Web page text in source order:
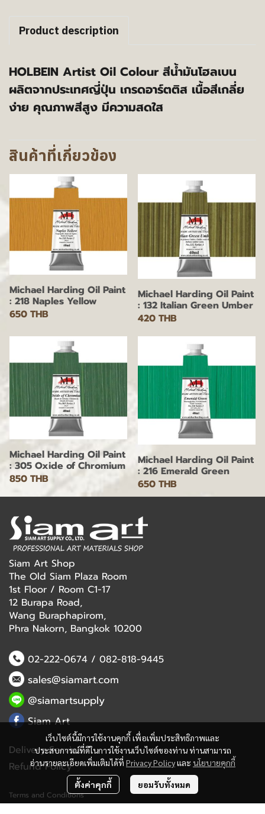
Product description
HOLBEIN Artist Oil Colour สีน้ำมันโฮลเบน
ผลิตจากประเทศญี่ปุ่น เกรดอาร์ตติส เนื้อสีเกลี่ย
ง่าย คุณภาพสีสูง มีความสดใส
สินค้าที่เกี่ยวข้อง
Michael Harding Oil Paint
: 218 Naples Yellow
650 THB
Michael Harding Oil Paint
: 132 Italian Green Umber
420 THB
Michael Harding Oil Paint
: 305 Oxide of Chromium
850 THB
Michael Harding Oil Paint
: 216 Emerald Green
650 THB
เว็บไซต์นี้มีการใช้งานคุกกี้ เพื่อเพิ่มประสิทธิภาพและ
ประสบการณ์ที่ดีในการใช้งานเว็บไซต์ของท่าน ท่านสามารถ
อ่านรายละเอียดเพิ่มเติมได้ที่ Privacy Policyและ นโยบายคุกกี้
ตั้งค่าคุกกี้ ยอมรับทั้งหมด
Siam Art Shop
The Old Siam Plaza Room
1st Floor / Room C1-17
12 Burapa Road,
Wang Buraphapirom,
Phra Nakorn, Bangkok 10200
02-222-0674/ 082-818-9445
sales@siamart.com
@siamartsupply
Siam Art
Delivery Service
Refund Policy
Terms and Conditions